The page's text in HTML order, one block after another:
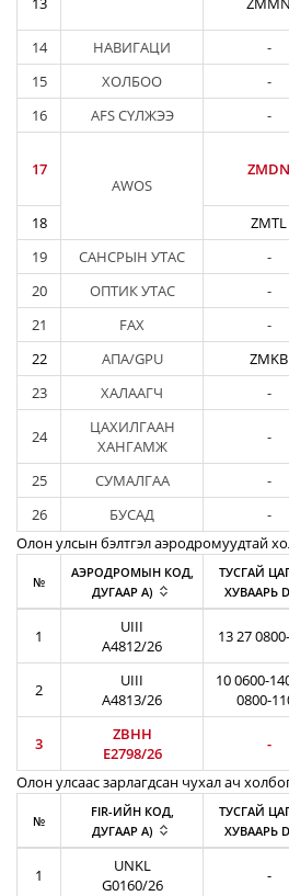
14
НАВИГАЦИ -
15
ХОЛБОО -
16
AFS СҮЛЖЭЭ -
17
AWOS
ZMDN
18
ZMTL
19
САНСРЫН УТАС -
20
ОПТИК УТАС -
21
FAX -
22
АПА/GPU ZMKB
23
ХАЛААГЧ -
24
ЦАХИЛГААН
ХАНГАМЖ
-
25 СУМАЛГАА -
26
БУСАД -
Олон улсын бэлтгэл аэродромуудтай
№
АЭРОДРОМЫН КОД,
ДУГААР A)
ТУСГАЙ
ХУВААРЬ
1
UIII
A4812/26
13 27
2
UIII
A4813/26
10 0600-
0800-
3
ZBHH
E2798/26
-
Олон улсаас зарлагдсан чухал ач
№
FIR-ИЙН КОД,
ДУГААР A)
ТУСГАЙ
ХУВААРЬ
1
UNKL
G0160/26
-